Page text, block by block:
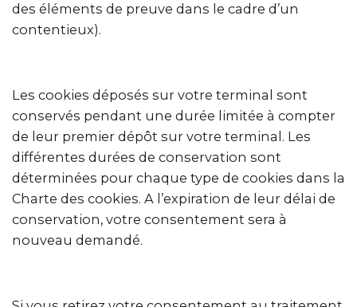
des éléments de preuve dans le cadre d’un
contentieux).
Les cookies déposés sur votre terminal sont
conservés pendant une durée limitée à compter
de leur premier dépôt sur votre terminal. Les
différentes durées de conservation sont
déterminées pour chaque type de cookies dans la
Charte des cookies. A l’expiration de leur délai de
conservation, votre consentement sera à
nouveau demandé.